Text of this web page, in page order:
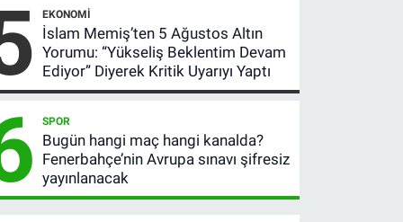
TL devretti
EKONOMI
İslam Memiş’ten 5 Ağustos Altın
Yorumu: “Yükseliş Beklentim Devam
Ediyor” Diyerek Kritik Uyarıyı Yaptı
SPOR
Bugün hangi maç hangi kanalda?
Fenerbahçe’nin Avrupa sınavı şifresiz
yayınlanacak